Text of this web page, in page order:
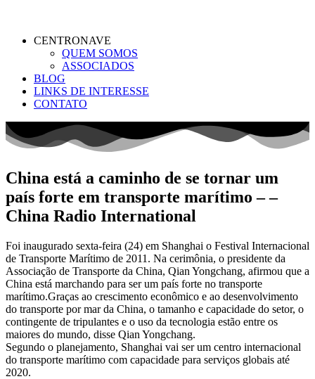
CENTRONAVE
QUEM SOMOS
ASSOCIADOS
BLOG
LINKS DE INTERESSE
CONTATO
China está a caminho de se tornar um
país forte em transporte marítimo – –
China Radio International
Foi inaugurado sexta-feira (24) em Shanghai o Festival Internacional
de Transporte Marítimo de 2011. Na cerimônia, o presidente da
Associação de Transporte da China, Qian Yongchang, afirmou que a
China está marchando para ser um país forte no transporte
marítimo.Graças ao crescimento econômico e ao desenvolvimento
do transporte por mar da China, o tamanho e capacidade do setor, o
contingente de tripulantes e o uso da tecnologia estão entre os
maiores do mundo, disse Qian Yongchang.
Segundo o planejamento, Shanghai vai ser um centro internacional
do transporte marítimo com capacidade para serviços globais até
2020.